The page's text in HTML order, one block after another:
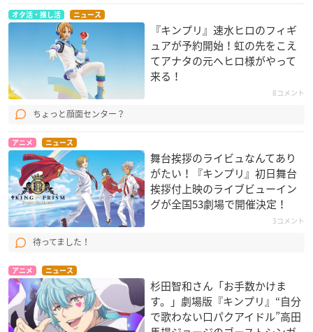
オタ活・推し活 ニュース
『キンプリ』速水ヒロのフィギ
ュアが予約開始！虹の先をこえ
てアナタの元へヒロ様がやって
来る！
8コメント
ちょっと顔面センター？
アニメ ニュース
舞台挨拶のライビュなんてあり
がたい！『キンプリ』初日舞台
挨拶付上映のライブビューイン
グが全国53劇場で開催決定！
3コメント
待ってました！
アニメ ニュース
杉田智和さん「お手数かけま
す。」劇場版『キンプリ』“自分
で歌わない口パクアイドル”高田